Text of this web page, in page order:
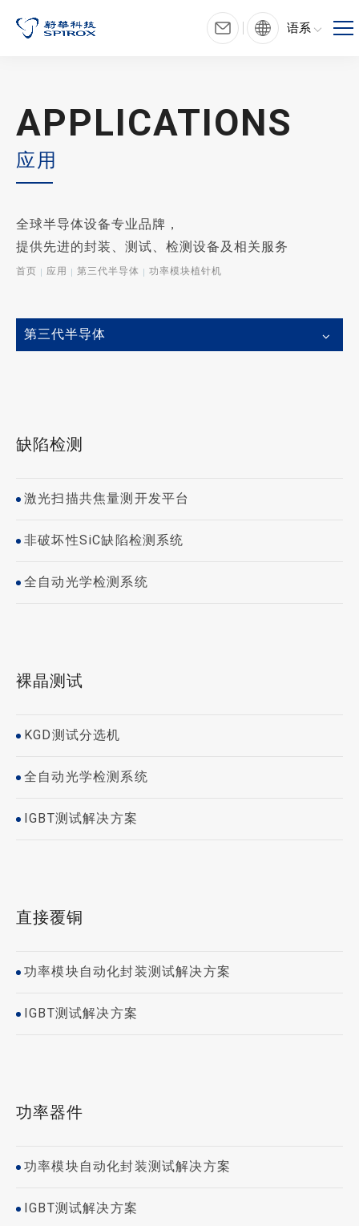
语系
APPLICATIONS
应用
全球半导体设备专业品牌，
提供先进的封装、测试、检测设备及相关服务
首页 应用 第三代半导体 功率模块植针机
第三代半导体
缺陷检测
激光扫描共焦量测开发平台
非破坏性SiC缺陷检测系统
全自动光学检测系统
裸晶测试
KGD测试分选机
全自动光学检测系统
IGBT测试解决方案
直接覆铜
功率模块自动化封装测试解决方案
IGBT测试解决方案
功率器件
功率模块自动化封装测试解决方案
IGBT测试解决方案